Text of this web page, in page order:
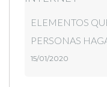
ELEMENTOS
PERSONAS
15/01/2020